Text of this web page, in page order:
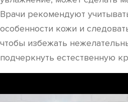
Врачи рекомендуют
особенности кожи и
чтобы избежать
подчеркнуть естественную